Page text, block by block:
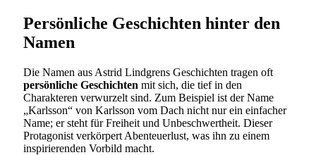
Persönliche Geschichten hinter den
Namen
Die Namen aus Astrid Lindgrens Geschichten tragen oft
persönliche Geschichten mit sich, die tief in den
Charakteren verwurzelt sind. Zum Beispiel ist der Name
„Karlsson“ von Karlsson vom Dach nicht nur ein einfacher
Name; er steht für Freiheit und Unbeschwertheit. Dieser
Protagonist verkörpert Abenteuerlust, was ihn zu einem
inspirierenden Vorbild macht.